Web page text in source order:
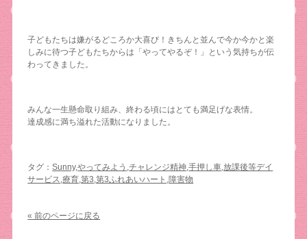
子どもたちは嫌がるどころか大喜び！きちんと並んで今か今かと楽
しみに待つ子どもたちからは「やってやるぞ！」という気持ちが伝
わってきました。
みんな一生懸命取り組み、終わる頃にはとても満足げな表情。
達成感に満ち溢れた活動になりました。
タグ：Sunny,やってみよう ,チャレンジ精神,手押し車,放課後等デイ
サービス,療育,第3,第3ふれあいハート ,障害物
« 前のページに戻る